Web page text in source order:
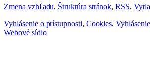
Zmena vzhľadu, Štruktúra stránok, RSS,
Vyhlásenie o prístupnosti, Cookies,
Webové sídlo